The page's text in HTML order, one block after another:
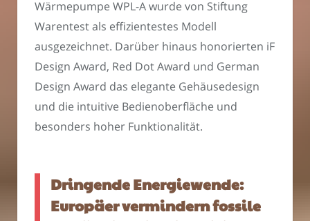
Wärmepumpe WPL-A wurde von Stiftung
Warentest als effizientestes Modell
ausgezeichnet. Darüber hinaus honorierten iF
Design Award, Red Dot Award und German
Design Award das elegante Gehäusedesign
und die intuitive Bedienoberfläche und
besonders hoher Funktionalität.
Dringende Energiewende:
Europäer vermindern fossile